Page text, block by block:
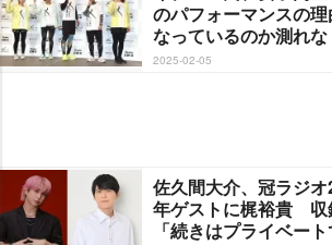
のパフォーマンスの
なっているのか測れな
2025-02-05
佐久間大介、冠ラジ
年ゲストに梶裕貴 収
「続きはプライベー